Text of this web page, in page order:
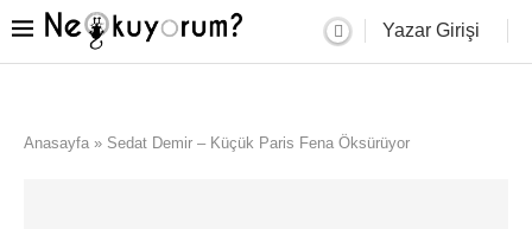
Yazar Girişi
Anasayfa » Sedat Demir – Küçük Paris Fena Öksürüyor